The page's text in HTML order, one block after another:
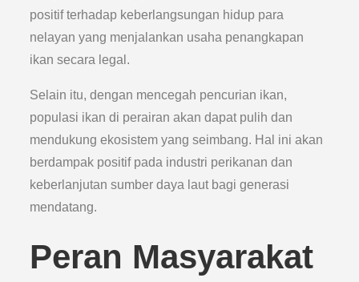
positif terhadap keberlangsungan hidup para
nelayan yang menjalankan usaha penangkapan
ikan secara legal.
Selain itu, dengan mencegah pencurian ikan,
populasi ikan di perairan akan dapat pulih dan
mendukung ekosistem yang seimbang. Hal ini akan
berdampak positif pada industri perikanan dan
keberlanjutan sumber daya laut bagi generasi
mendatang.
Peran Masyarakat